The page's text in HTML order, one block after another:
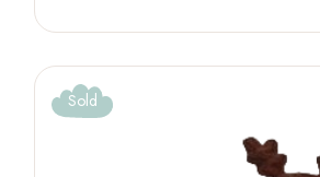
Sold